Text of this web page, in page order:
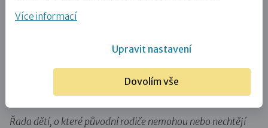
Děti, které mají v anamnéze
plnohodnotný kvalitní život
Zájemci o NRP # fakta a mýty
Řada dětí, o které původní rodiče nemohou nebo nechtějí
Více informací
Upravit nastavení
Dovolím vše